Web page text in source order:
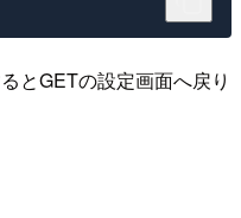
とGETの設定画面へ戻り